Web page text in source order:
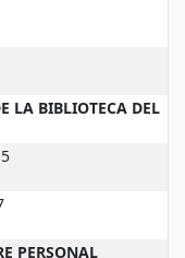
LA BIBLIOTECA DEL
PERSONAL